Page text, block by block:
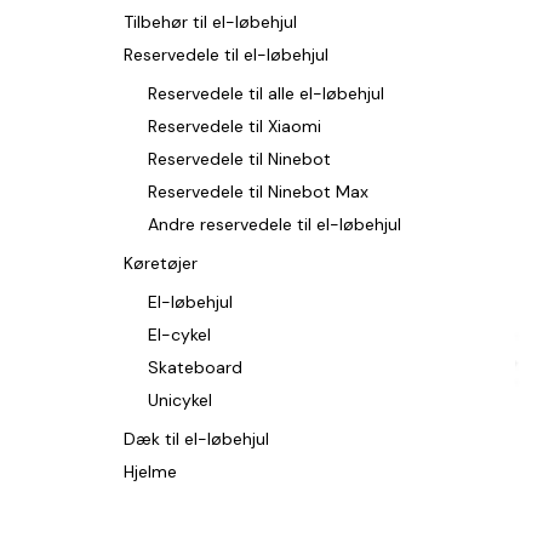
Tilbehør til el-løbehjul
Reservedele til el-løbehjul
Reservedele til alle el-løbehjul
Reservedele til Xiaomi
Reservedele til Ninebot
Reservedele til Ninebot Max
Andre reservedele til el-løbehjul
Køretøjer
El-løbehjul
El-cykel
Skateboard
Unicykel
Dæk til el-løbehjul
Hjelme